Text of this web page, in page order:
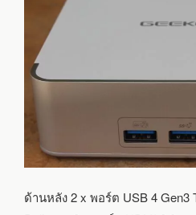
ด้านหลัง 2 x พอร์ต USB 4 Gen3